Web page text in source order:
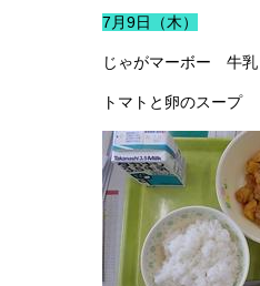
7月9日（木）
じゃがマーボー 牛乳
トマトと卵のスープ